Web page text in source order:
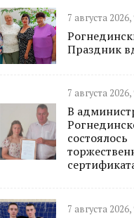
7 августа 2026,
Праздник
7 августа
В
состоялось
7 августа 2026,